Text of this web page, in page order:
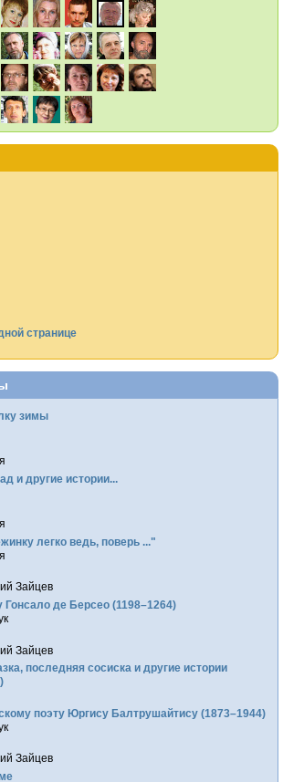
странице
зимы
и другие истории...
легко ведь, поверь ..."
Зайцев
Гонсало де Берсео (1198–1264)
Зайцев
последняя сосиска и другие истории
поэту Юргису Балтрушайтису (1873–1944)
Зайцев